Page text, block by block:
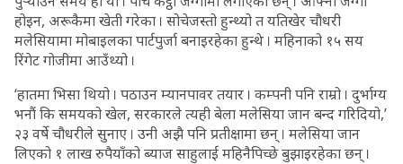
होइन, अरूकैमा खेती गरेका । सोचेजस्तो हुन्थ्यो त यतिखेर चौधरी
मलेसियामा मोबाइलका पार्टपुर्जा बनाइरहेका हुन्थे । महिनाको १५ सय
रिंगेट गोजीमा आउँथ्यो ।
‘हातमा भिसा थियो । पठाउन म्यानपावर तयार । कम्पनी पनि राम्रो । दुर्भाग्य
भनौं कि समयको खेल, सरकारले त्यही बेला मलेसिया जान बन्द गरिदियो,’
२३ वर्षे चौधरीले सुनाए । उनी अझै पनि प्रतीक्षामा छन् । मलेसिया जान
लिएको १ लाख रुपैयाँको ब्याज साहुलाई महिनैपिच्छे बुझाइरहेका छन् ।